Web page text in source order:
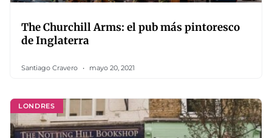
The Churchill Arms: el pub más pintoresco
de Inglaterra
Santiago Cravero mayo 20, 2021
LONDRES